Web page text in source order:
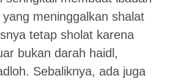
meninggalkan shalat
tetap sholat karena
bukan darah haidl,
Sebaliknya, ada juga